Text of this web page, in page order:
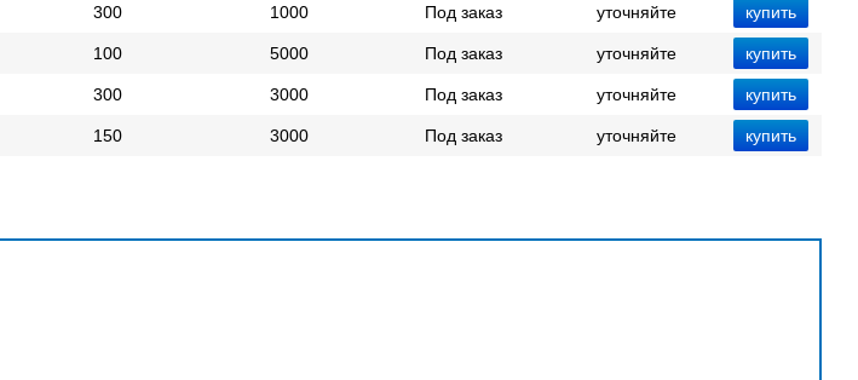
300 1000 Под заказ уточняйте
100 5000 Под заказ уточняйте
300 3000 Под заказ уточняйте
150 3000 Под заказ уточняйте